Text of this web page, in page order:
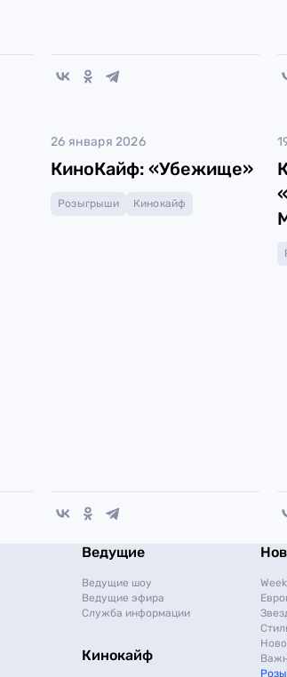
26 января 2026
КиноКайф: «Убежище»
Розыгрыши Кинокайф
Ведущие
Ведущие шоу
Ведущие эфира
Служба информации
Кинокайф